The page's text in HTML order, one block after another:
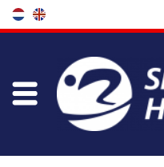
Winkel